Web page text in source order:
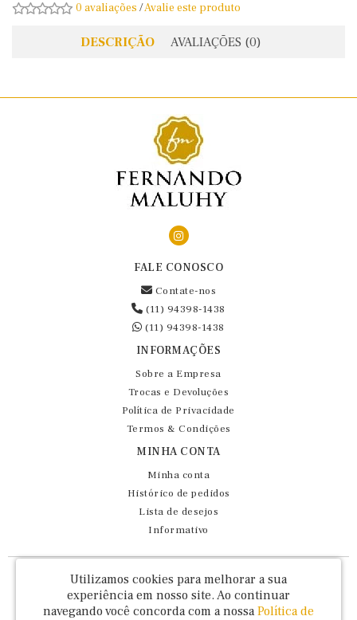
0 avaliações /Avalie este produto
DESCRIÇÃO AVALIAÇÕES (0)
FALE CONOSCO
Contate-nos
(11) 94398-1438
(11) 94398-1438
INFORMAÇÕES
Sobre a Empresa
Trocas e Devoluções
Política de Privacidade
Termos & Condições
MINHA CONTA
Minha conta
Histórico de pedidos
Lista de desejos
Informativo
Fernando Maluhy Cia Ltda - CNPJ: 60.458.825/0001-86
Rua Dr Euclydes da Cunha, 47 - Brás - São Paulo / SP - CEP 03016-030
Utilizamos cookies para melhorar a sua
experiência em nosso site. Ao continuar
navegando você concorda com a nossa Política de